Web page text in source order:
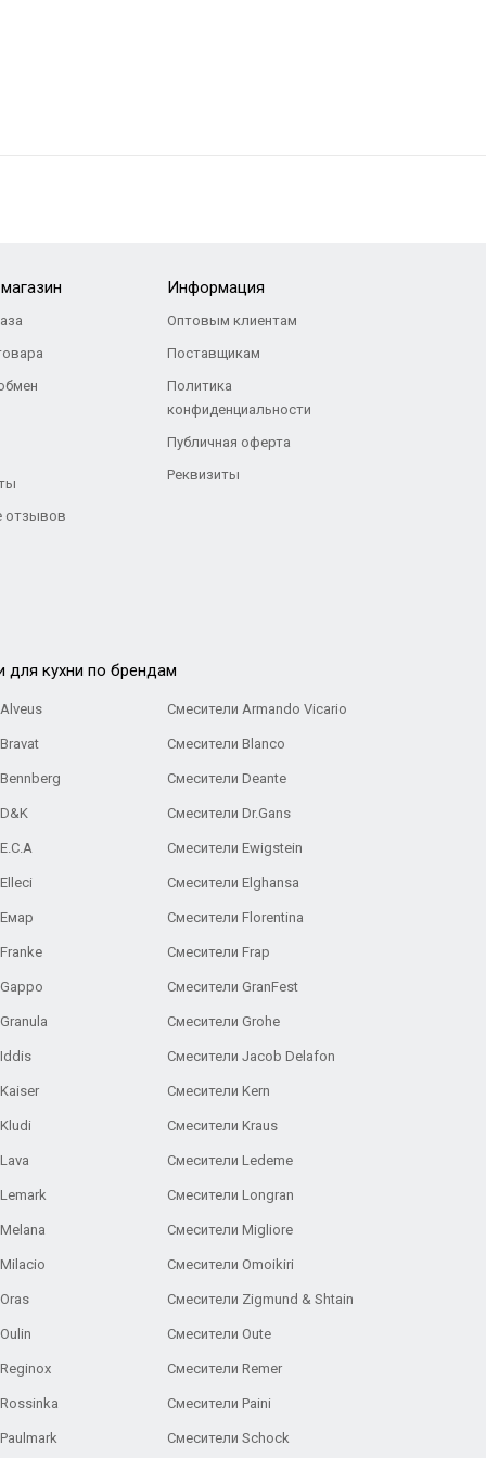
отзывов
Информация
Оптовым клиентам
Поставщикам
Политика
конфиденциальности
Публичная оферта
Реквизиты
для кухни по брендам
Смесители Armando Vicario
Смесители Blanco
Смесители Deante
Смесители Dr.Gans
Cмесители Ewigstein
Смесители Elghansa
Смесители Florentina
Смесители Frap
Смесители GranFest
Смесители Grohe
Смесители Jacob Delafon
Смесители Kern
Смесители Kraus
Смесители Ledeme
Смесители Longran
Смесители Migliore
Смесители Omoikiri
Смесители Zigmund & Shtain
Смесители Oute
Смесители Remer
Смесители Paini
Смесители Schock